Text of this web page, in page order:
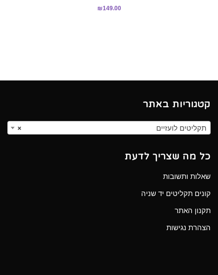
₪149.00
קטגוריות באתר
× תקליטים לועזיים
כל מה שצריך לדעת
שאלות ותשובות
קונים תקליטים יד שניה
תקנון האתר
הצהרת נגישות